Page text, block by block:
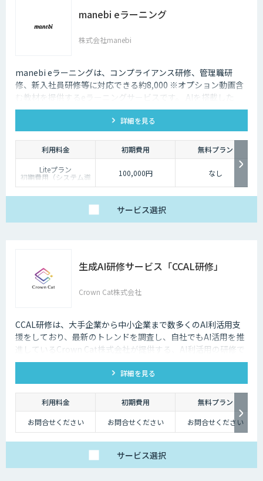
manebi eラーニング
株式会社manebi
manebi eラーニングは、コンプライアンス研修、管理職研
修、新入社員研修等に対応できる約8,000 ※オプション動画含
む教材を提供するeラーニングサービスです。 AIを搭載した
LMSが、ジャンルや研修時間などに応じて最適なプログラムを
自動構築。カリキュラム設計にかかる工数を大幅に削減できま
す。
詳細を見る
利用料金 初期費用
無料プラン
Liteプラン
初期費用（システム導
入費用）：100,000円
Standardプラン
100,000円 なし
サービス選択
生成AI研修サービス「CCAL研修」
Crown Cat株式会社
CCAL研修は、大手企業から中小企業まで数多くのAI利活用支
援をしており、最新のトレンドを調査し、自社でもAI活用を推
進しているCrown Cat株式会社が提供する、AI利活用の研修で
す。 AI活用がうまくいかない企業、いく企業の傾向を知ってい
るからこそ、活用促進に繋がる研修を提供していることが特徴
です。
詳細を見る
利用料金 初期費用
無料プラン
お問合せください
お問合せください お問合せください
サービス選択